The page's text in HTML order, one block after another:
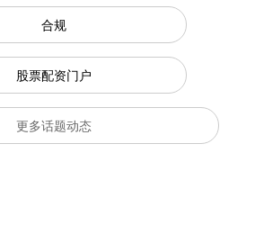
合规
股票配资门户
更多话题动态